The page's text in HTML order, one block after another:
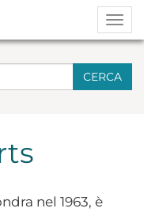
CERCA
nel 1963, è